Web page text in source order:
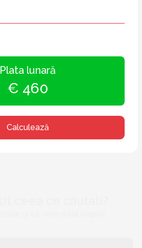
Plata lunară
€ 460
Calculează